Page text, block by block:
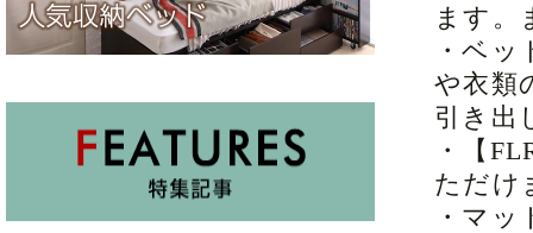
ます。
・ベ
や衣類
引き出
・【
ただけ
・マ